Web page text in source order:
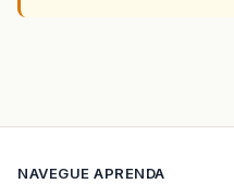
NAVEGUE APRENDA